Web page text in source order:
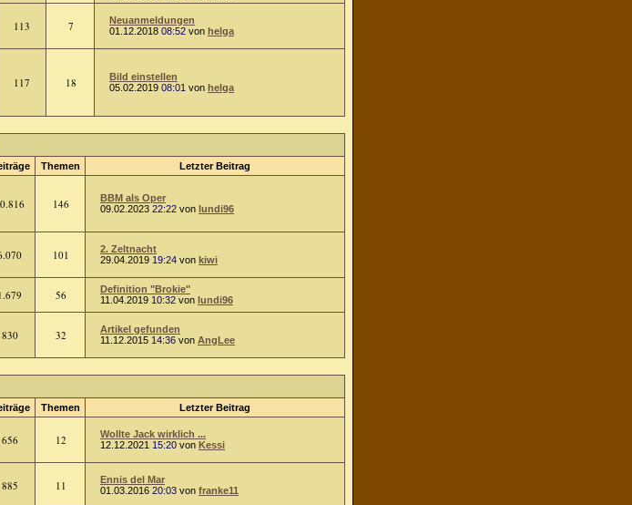
113 7
Neuanmeldungen
01.12.2018 08:52 von helga
117 18
Bild einstellen
05.02.2019 08:01 von helga
Themen Letzter Beitrag
146
BBM als Oper
09.02.2023 22:22 von lundi96
101
2. Zeltnacht
29.04.2019 19:24 von kiwi
56
Definition "Brokie"
11.04.2019 10:32 von lundi96
830 32
Artikel gefunden
11.12.2015 14:36 von AngLee
Themen Letzter Beitrag
656 12
Wollte Jack wirklich ...
12.12.2021 15:20 von Kessi
885 11
Ennis del Mar
01.03.2016 20:03 von franke11